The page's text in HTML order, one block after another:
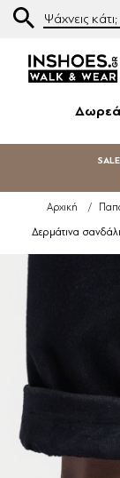
Αρχική /
Δερμάτινα